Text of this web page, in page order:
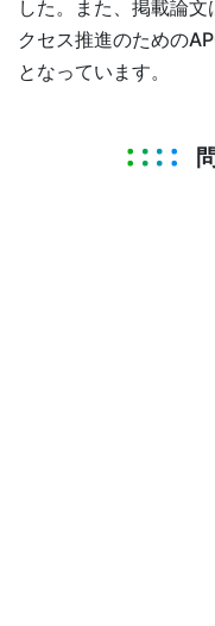
した。また、掲載論
クセス推進のための
となっています。